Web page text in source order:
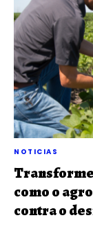
NOTICIAS
como o
contra o